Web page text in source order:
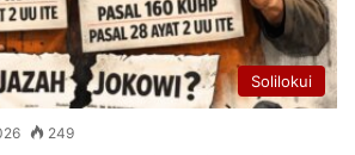
Solilokui
249